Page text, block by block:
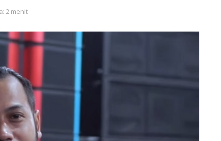
2 menit